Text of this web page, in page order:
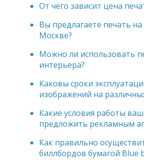
От чего зависит цена
Вы предлагаете печать
Москве?
Можно ли использовать
интерьера?
Каковы сроки
изображений на
Какие условия работы
предложить рекламным
Как правильно
биллбордов бумагой Blue